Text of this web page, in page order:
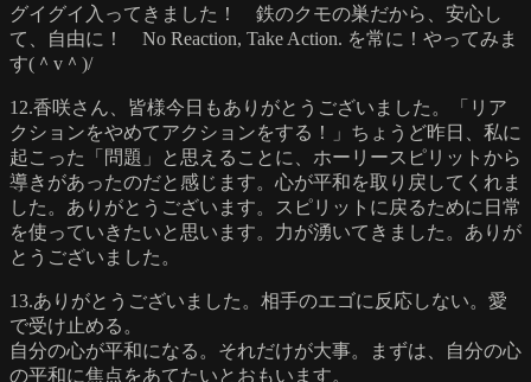
グイグイ入ってきました！ 鉄のクモの巣だから、安心し
て、自由に！ No Reaction, Take Action. を常に！やってみま
す(＾v＾)/
12.香咲さん、皆様今日もありがとうございました。「リア
クションをやめてアクションをする！」ちょうど昨日、私に
起こった「問題」と思えることに、ホーリースピリットから
導きがあったのだと感じます。心が平和を取り戻してくれま
した。ありがとうございます。スピリットに戻るために日常
を使っていきたいと思います。力が湧いてきました。ありが
とうございました。
13.ありがとうございました。相手のエゴに反応しない。愛
で受け止める。
自分の心が平和になる。それだけが大事。まずは、自分の心
の平和に焦点をあてたいとおもいます。